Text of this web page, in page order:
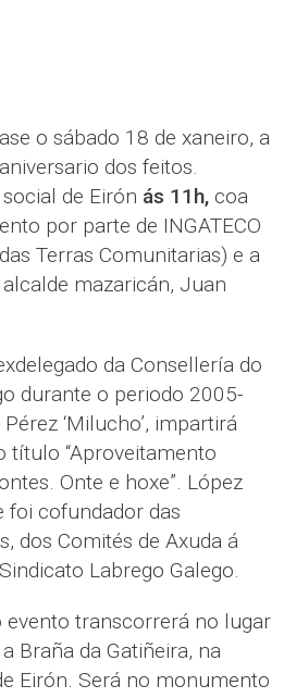
o sábado 18 de xaneiro, a
dos feitos.
de Eirón ás 11h, coa
por parte de INGATECO
Terras Comunitarias) e a
mazaricán, Juan
da Consellería do
durante o periodo 2005-
‘Milucho’, impartirá
título “Aproveitamento
Onte e hoxe”. López
foi cofundador das
dos Comités de Axuda á
Labrego Galego.
evento transcorrerá no lugar
Braña da Gatiñeira, na
Eirón. Será no monumento